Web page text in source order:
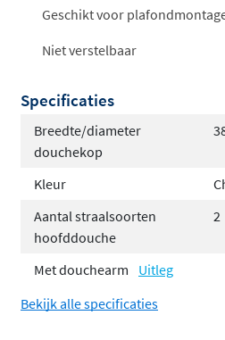
Geschikt voor
Niet verstelbaar
Specificaties
Breedte/diameter
douchekop
Kleur
Aantal straalsoorten
hoofddouche
2
Met douchearm
Uitleg
Bekijk alle specificaties